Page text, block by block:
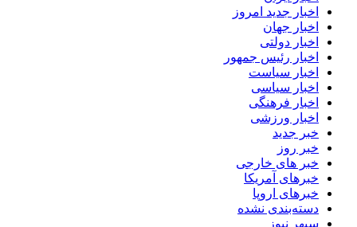
اخبار جدید امروز
اخبار جهان
اخبار دولتی
اخبار رئیس جمهور
اخبار سیاست
اخبار سیاسی
اخبار فرهنگی
اخبار ورزشی
خبر جدید
خبر روز
خبر های خارجی
خبرهای آمریکا
خبرهای اروپا
دسته‌بندی نشده
سپهر نیوز